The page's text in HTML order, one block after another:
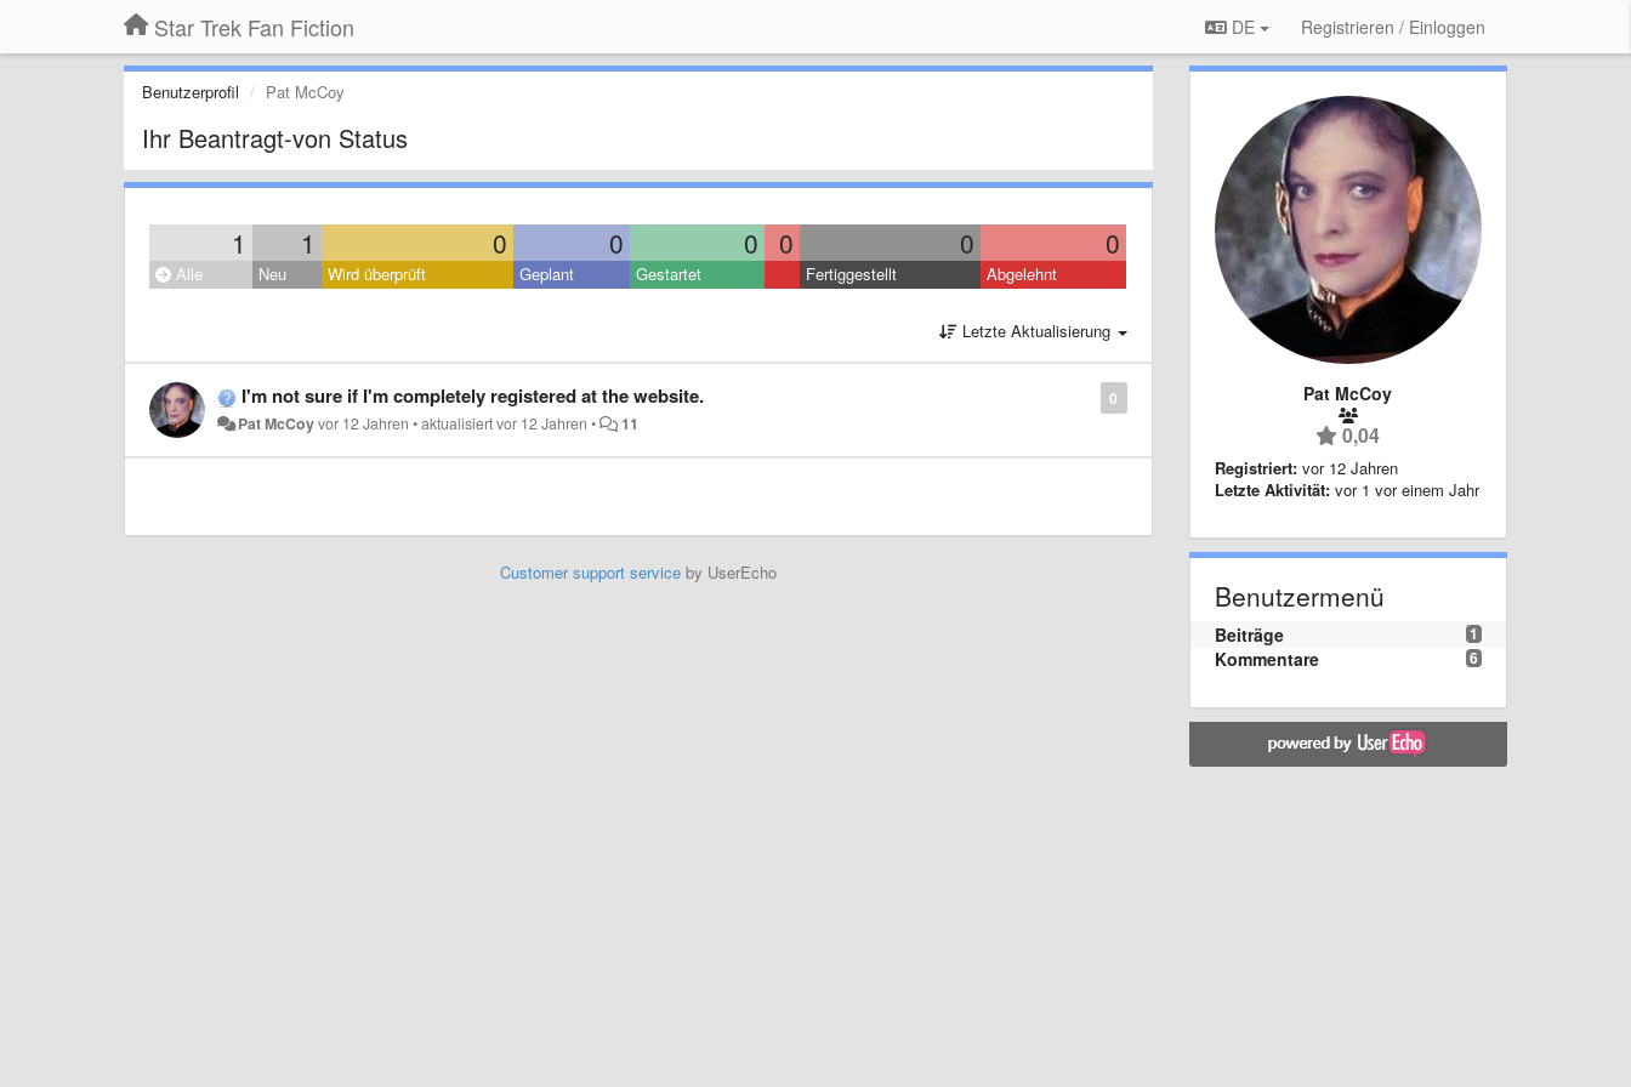
Star Trek Fan Fiction DE Registrieren / Einloggen
Benutzerprofil Pat McCoy
Ihr Beantragt-von Status
1 1 0 0 0 0 0 0
Alle Neu Wird überprüft Geplant Gestartet Fertiggestellt Abgelehnt
Letzte Aktualisierung
0
I'm not sure if I'm completely registered at the website.
Pat McCoyvor 12 Jahren •aktualisiertvor 12 Jahren • 11
Customer support serviceby UserEcho
Pat McCoy
0,04
Registriert: vor 12 Jahren
Letzte Aktivität: vor 1 vor einem Jahr
Benutzermenü
1
Beiträge
6
Kommentare